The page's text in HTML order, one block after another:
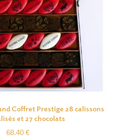
Coffret Prestige 28 calissons
et 27 chocolats
68.40 €